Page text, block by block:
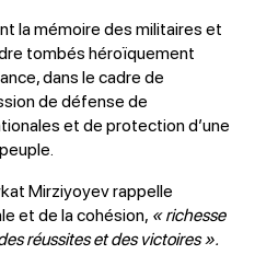
la mémoire des militaires et
tombés héroïquement
dans le cadre de
de défense de
et de protection d’une
Mirziyoyev rappelle
et de la cohésion, « richesse
réussites et des victoires ».